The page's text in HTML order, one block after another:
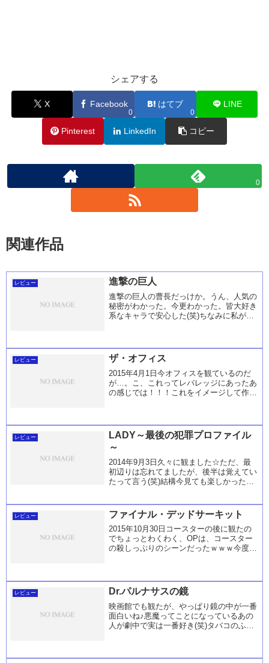
シェアする
X Facebook
0
はてブ
0
LINE
Pinterest LinkedIn コピー
0
関連作品
レビュー 進撃の巨人
進撃の巨人の曹長だっけか。うん、人気の
秘密がわかった。今更わかった。皆大好き
系なキャラで安心した(笑)ちなみに私が好
の美人心計...
レビュー ザ・オフィス
2015年4月1日今オフィスを観ているのだ
が…。こ、これってレバレッジにあったあ
の感じでは！！！これをイメージして作成
た・・・。h...
レビュー
LADY～最後の犯罪プロファイル
～
2014年9月3日久々に観ました☆ただ、最
初辺りは忘れてましたが、後半は覚えてい
たって言う(笑)結構今見ても楽しかったで
らではｗｗｗこういうことしないとフラグ
にし...
レビュー ファイナル・デッドサーキット
2015年10月30日コースターの後に観たの
でちょっとわくわく、OPは、コースター
の殺しっぷりのシーンだったｗｗｗ今度は
が切なく...
レビュー Dr.パルナサスの鏡
映画館でも観たが、やっぱり鏡の中が一番
面白いね♪悪魔ってことになっているあの
人が劇中で実は一番好き(笑)タバコのふか